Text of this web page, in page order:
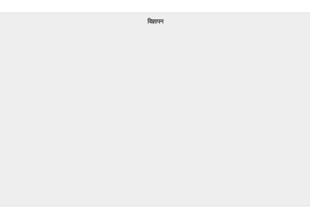
विज्ञापन